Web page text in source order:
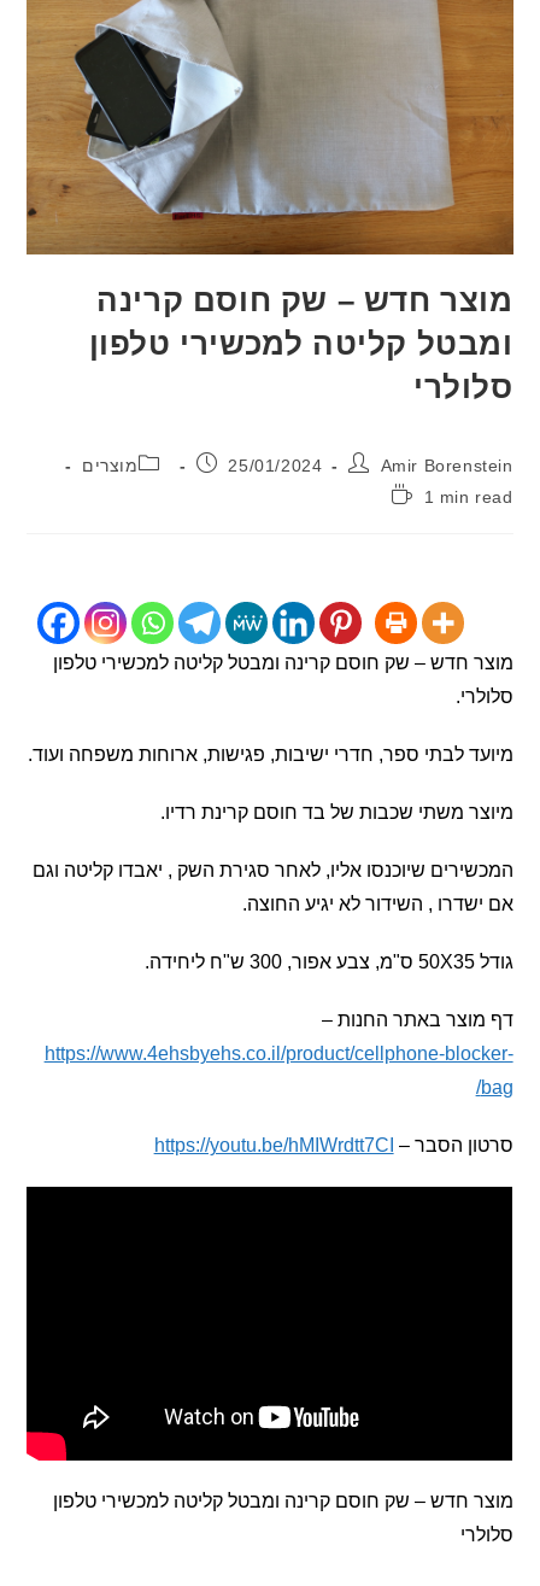
חדש – שק חוסם קרינה
קליטה למכשירי טלפון
Amir פורסם:
25/01/2024 קטגוריה:מוצרים
1 min
חדש – שק חוסם קרינה ומבטל קליטה למכשירי טלפון
לבתי ספר, חדרי ישיבות, פגישות, ארוחות משפחה ועוד.
משתי שכבות של בד חוסם קרינת רדיו.
שיוכנסו אליו, לאחר סגירת השק , יאבדו קליטה וגם
, השידור לא יגיע החוצה.
באתר החנות –
https://www.4ehsbyehs.co.il/product/cellphone-
הסבר –https://youtu.be/hMIWrdtt7CI
חדש – שק חוסם קרינה ומבטל קליטה למכשירי טלפון